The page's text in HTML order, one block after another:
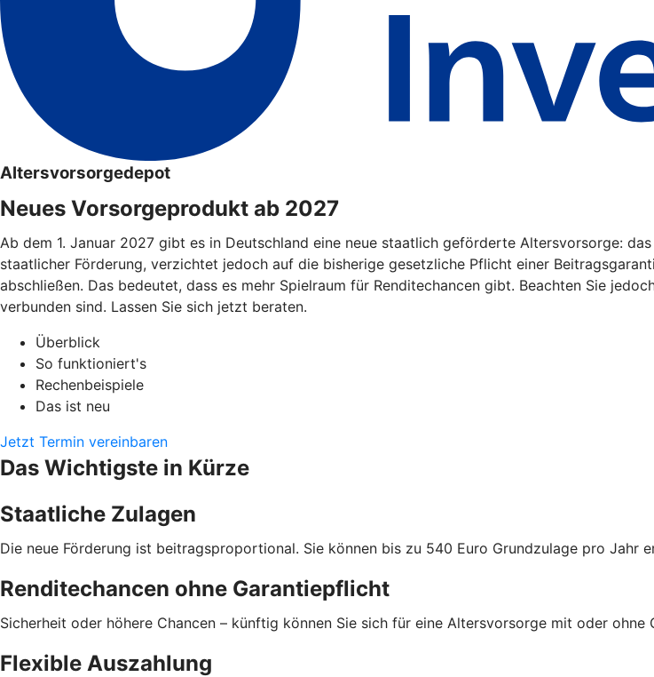
Altersvorsorgedepot
Neues Vorsorgeprodukt ab 2027
Ab dem 1. Januar 2027 gibt es in Deutschland eine neue staatlich geförderte Altersvorsorge:
staatlicher Förderung, verzichtet jedoch auf die bisherige gesetzliche Pflicht einer
abschließen. Das bedeutet, dass es mehr Spielraum für Renditechancen gibt. Beachten Sie
verbunden sind. Lassen Sie sich jetzt beraten.
Überblick
So funktioniert's
Rechenbeispiele
Das ist neu
Jetzt Termin vereinbaren
Das Wichtigste in Kürze
Staatliche Zulagen
Die neue Förderung ist beitragsproportional. Sie können bis zu 540 Euro Grundzulage pro
Renditechancen ohne Garantiepflicht
Sicherheit oder höhere Chancen – künftig können Sie sich für eine Altersvorsorge mit oder ohne
Flexible Auszahlung